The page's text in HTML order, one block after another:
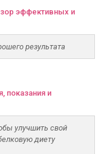
эффективных и
результата
показания и
улучшить свой
диету